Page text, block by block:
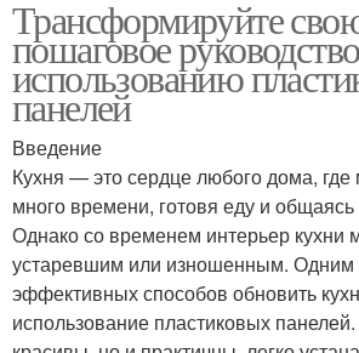
Трансформируйте
пошаговое
использованию
панелей
Введение
Кухня — это сердце любого дома,
много времени, готовя еду и общаясь
Однако со временем интерьер кухни
устаревшим или изношенным. Одним
эффективных способов обновить
использование пластиковых